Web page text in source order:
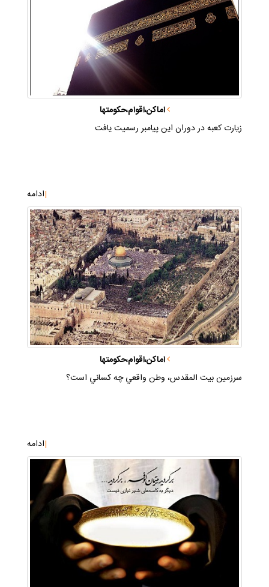
اماكن،اقوام،حكومتها
زيارت كعبه در دوران اين پيامبر رسميت يافت
|ادامه
اماكن،اقوام،حكومتها
سرزمين بيت المقدس، وطن واقعي چه كساني است؟
|ادامه